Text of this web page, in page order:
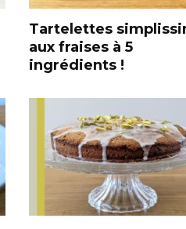
Tartelettes
aux fraises à 5
ingrédients !